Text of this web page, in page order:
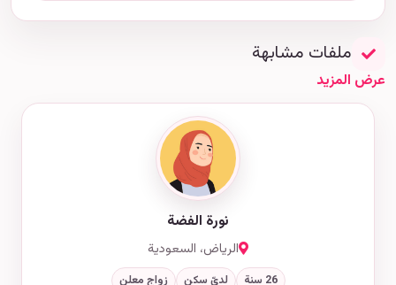
ملفات مشابهة
عرض المزيد
نورة الفضة
الرياض، السعودية
26 سنة لديّ سكن زواج معلن